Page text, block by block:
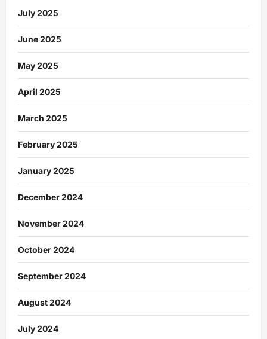
July 2025
June 2025
May 2025
April 2025
March 2025
February 2025
January 2025
December 2024
November 2024
October 2024
September 2024
August 2024
July 2024